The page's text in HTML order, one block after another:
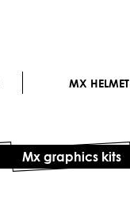
MX HELMET
Mx graphics kits